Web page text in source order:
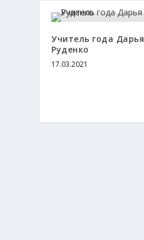
Учитель года Дарья
Руденко
17.03.2021